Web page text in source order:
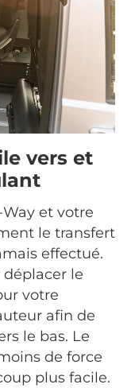
vers et
Way et votre
le transfert
effectué.
le
votre
afin de
le bas. Le
de force
plus facile.